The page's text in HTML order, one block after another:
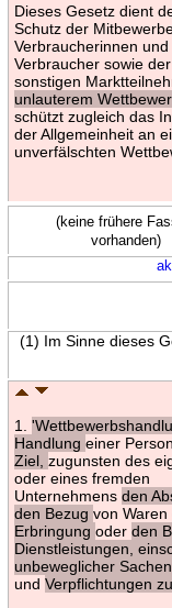
Dieses Gesetz dient
Schutz der
Verbraucherinnen und
Verbraucher sowie der
sonstigen
unlauterem
schützt zugleich das
der Allgemeinheit an
unverfälschten
(keine frühere
vorhanden)
(1) Im Sinne dieses
1.
Handlung einer Person
Ziel, zugunsten des
oder eines fremden
Unternehmens den
den Bezug von Waren
Erbringung oder den
Dienstleistungen,
unbeweglicher Sachen,
und Verpflichtungen